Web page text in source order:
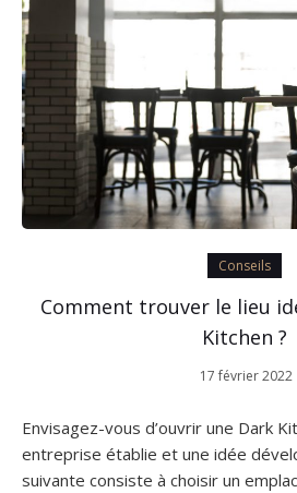
Conseils
Comment trouver le lieu
Kitchen ?
17 février 2022
Envisagez-vous d’ouvrir une Dark
entreprise établie et une idée
suivante consiste à choisir un